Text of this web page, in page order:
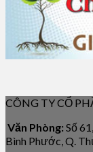
CÔNG TY CỔ
Văn Phòng: Số
Bình Phước, Q.